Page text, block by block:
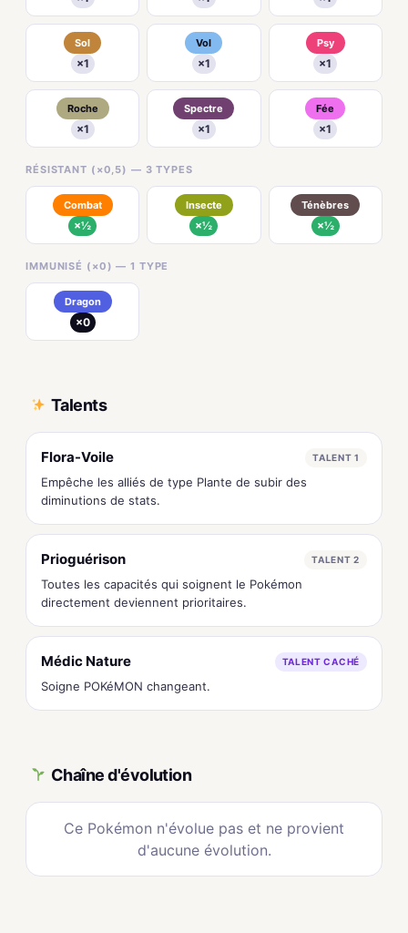
Sol
×1
Vol
×1
Psy
×1
Roche
×1
Spectre
×1
Fée
×1
RÉSISTANT (×0,5) — 3 TYPES
Combat
×½
Insecte
×½
Ténèbres
×½
IMMUNISÉ (×0) — 1 TYPE
Dragon
×0
Talents
Flora-Voile TALENT 1
Empêche les alliés de type Plante de subir des
diminutions de stats.
Prioguérison TALENT 2
Toutes les capacités qui soignent le Pokémon
directement deviennent prioritaires.
Médic Nature TALENT CACHÉ
Soigne POKéMON changeant.
Chaîne d'évolution
Ce Pokémon n'évolue pas et ne provient
d'aucune évolution.